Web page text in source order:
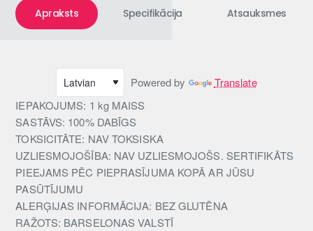
Apraksts Specifikācija Atsauksmes
Powered by
Translate
IEPAKOJUMS: 1 kg MAISS
SASTĀVS: 100% DABĪGS
TOKSICITĀTE: NAV TOKSISKA
UZLIESMOJOŠĪBA: NAV UZLIESMOJOŠS. SERTIFIKĀTS
PIEEJAMS PĒC PIEPRASĪJUMA KOPĀ AR JŪSU
PASŪTĪJUMU
ALERĢIJAS INFORMĀCIJA: BEZ GLUTĒNA
RAŽOTS: BARSELONAS VALSTĪ